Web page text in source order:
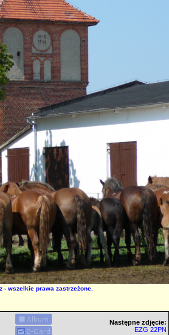
- wszelkie prawa zastrzeżone.
Następne zdjęcie:
EZG 22PN